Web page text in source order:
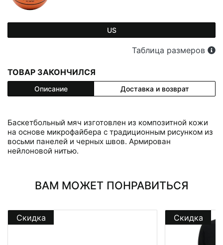
US
Таблица размеров
ТОВАР ЗАКОНЧИЛСЯ
Описание Доставка и возврат
Баскетбольный мяч изготовлен из композитной кожи
на основе микрофайбера с традиционным рисунком из
восьми панелей и черных швов. Армирован
нейлоновой нитью.
ВАМ МОЖЕТ ПОНРАВИТЬСЯ
Скидка Скидка